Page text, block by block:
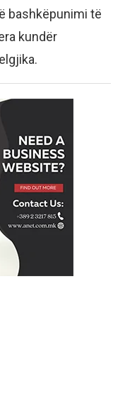
bashkëpunimi të
kundër